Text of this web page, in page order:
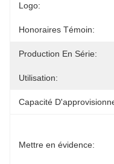
Logo:
Honoraires Témoin:
Production En Série:
Utilisation:
Capacité
Mettre en évidence: